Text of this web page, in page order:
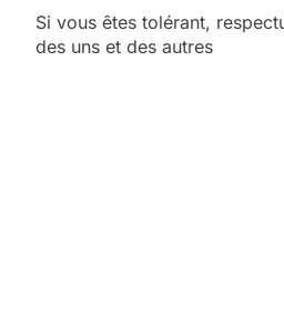
Si vous êtes tolérant,
des uns et des autres